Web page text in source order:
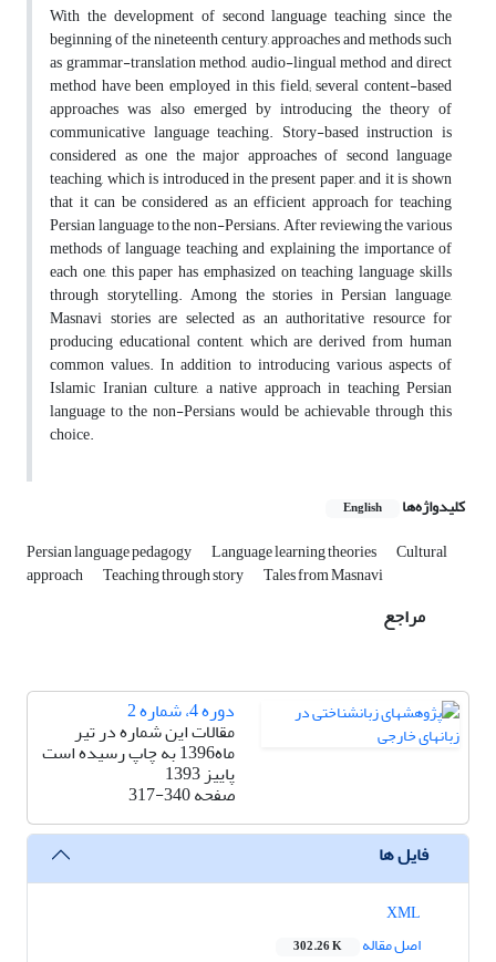
With the development of second language teaching since the
beginning of the nineteenth century, approaches and methods such
as grammar-translation method, audio-lingual method and direct
method have been employed in this field; several content-based
approaches was also emerged by introducing the theory of
communicative language teaching. Story-based instruction is
considered as one the major approaches of second language
teaching, which is introduced in the present paper, and it is shown
that it can be considered as an efficient approach for teaching
Persian language to the non-Persians. After reviewing the various
methods of language teaching and explaining the importance of
each one, this paper has emphasized on teaching language skills
through storytelling. Among the stories in Persian language,
Masnavi stories are selected as an authoritative resource for
producing educational content, which are derived from human
common values. In addition to introducing various aspects of
Islamic Iranian culture, a native approach in teaching Persian
language to the non-Persians would be achievable through this
choice.
کلیدواژه‌ها English
Persian language pedagogy Language learning theories Cultural
approach Teaching through story Tales from Masnavi
مراجع
دوره 4، شماره 2
مقالات این شماره در تیر
ماه1396 به چاپ رسیده است
پاییز 1393
صفحه317-340
فایل ها
اصل مقاله
302.26 K